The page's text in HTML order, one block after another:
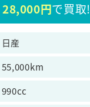
28,000円で買取!
日産
55,000km
990cc